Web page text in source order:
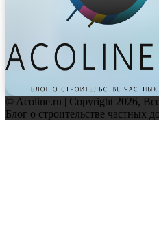
© Acoline.ru | Copyright 2026,
Блог о строительстве частных